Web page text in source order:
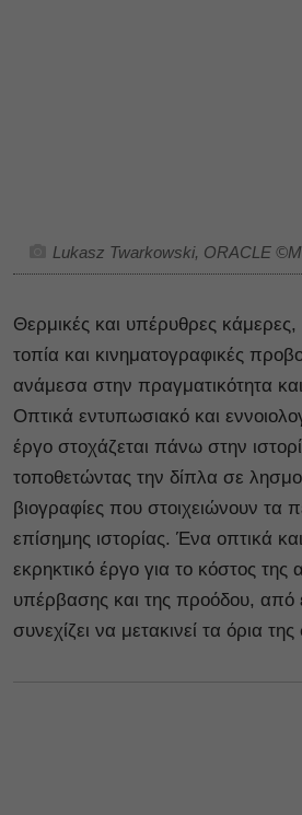
Lukasz Twarkowski, ORACLE
Θερμικές και υπέρυθρες κάμερες,
τοπία και κινηματογραφικές
ανάμεσα στην πραγματικότητα
Οπτικά εντυπωσιακό και
έργο στοχάζεται πάνω στην
τοποθετώντας την δίπλα σε
βιογραφίες που στοιχειώνουν τα
επίσημης ιστορίας. Ένα οπτικά
εκρηκτικό έργο για το κόστος της
υπέρβασης και της προόδου, από
συνεχίζει να μετακινεί τα όρια